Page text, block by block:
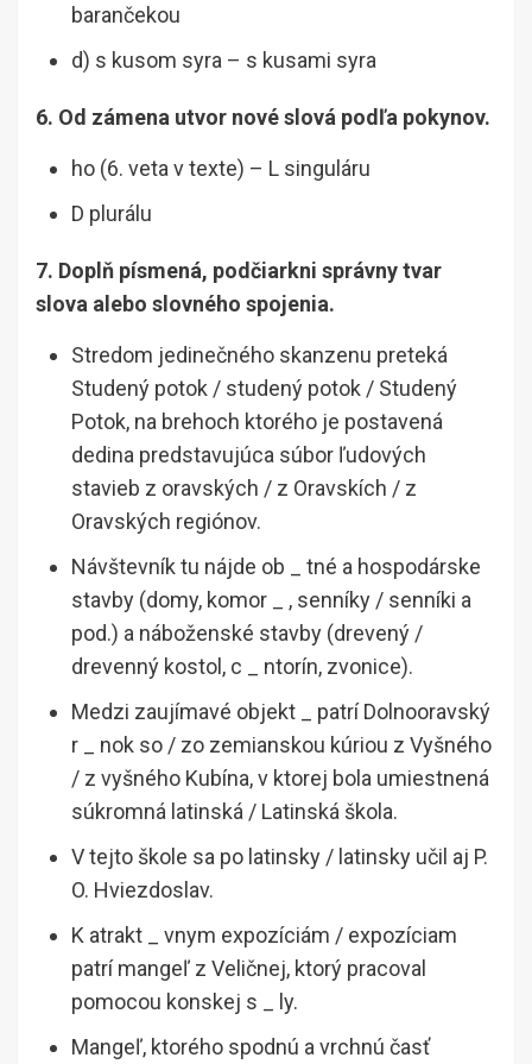
barančekou
d) s kusom syra – s kusami syra
6. Od zámena utvor nové slová podľa pokynov.
ho (6. veta v texte) – L singuláru
D plurálu
7. Doplň písmená, podčiarkni správny tvar
slova alebo slovného spojenia.
Stredom jedinečného skanzenu preteká
Studený potok / studený potok / Studený
Potok, na brehoch ktorého je postavená
dedina predstavujúca súbor ľudových
stavieb z oravských / z Oravskích / z
Oravských regiónov.
Návštevník tu nájde ob _ tné a hospodárske
stavby (domy, komor _ , senníky / senníki a
pod.) a náboženské stavby (drevený /
drevenný kostol, c _ ntorín, zvonice).
Medzi zaujímavé objekt _ patrí Dolnooravský
r _ nok so / zo zemianskou kúriou z Vyšného
/ z vyšného Kubína, v ktorej bola umiestnená
súkromná latinská / Latinská škola.
V tejto škole sa po latinsky / latinsky učil aj P.
O. Hviezdoslav.
K atrakt _ vnym expozíciám / expozíciam
patrí mangeľ z Veličnej, ktorý pracoval
pomocou konskej s _ ly.
Mangeľ, ktorého spodnú a vrchnú časť